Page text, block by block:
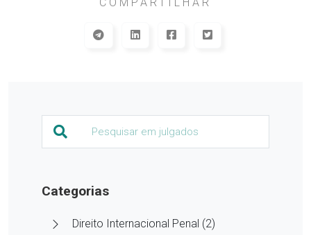
Categorias
Direito Internacional Penal (2)